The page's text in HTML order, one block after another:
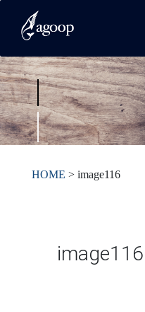
HOME > image116
image116